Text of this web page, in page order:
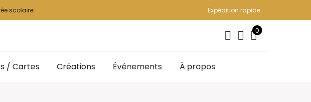
scolaire Expédition rapide
0
/ Cartes Créations Événements À propos